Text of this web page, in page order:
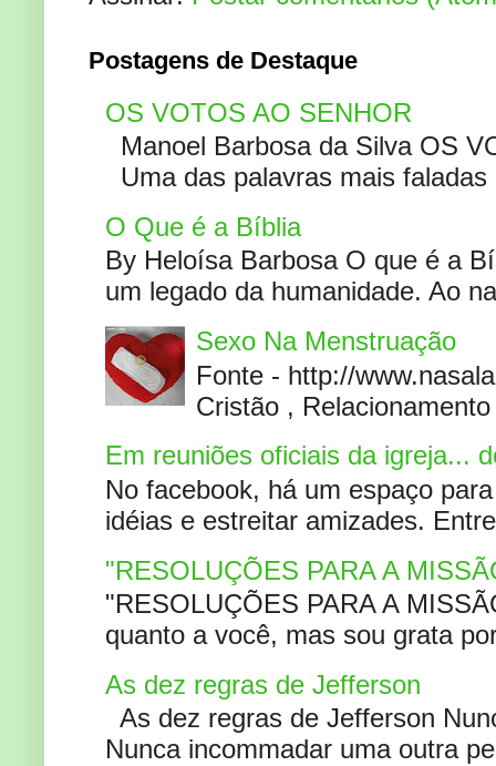
Postagens de Destaque
OS VOTOS AO SENHOR
Manoel Barbosa da Silva OS
Uma das palavras mais
O Que é a Bíblia
By Heloísa Barbosa O que é a
um legado da humanidade. Ao
Sexo Na Menstruação
Fonte - http://
Cristão ,
Em reuniões oficiais da igreja...
No facebook, há um espaço
idéias e estreitar amizades.
"RESOLUÇÕES PARA A
"RESOLUÇÕES PARA A
quanto a você, mas sou grata
As dez regras de Jefferson
As dez regras de Jefferson
Nunca incommadar uma outra